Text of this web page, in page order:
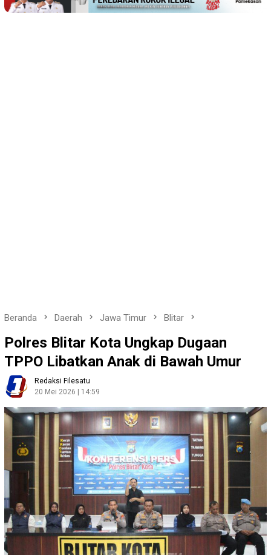
Beranda Daerah Jawa Timur Blitar
Polres Blitar Kota Ungkap Dugaan
TPPO Libatkan Anak di Bawah Umur
Redaksi Filesatu
20 Mei 2026 | 14:59